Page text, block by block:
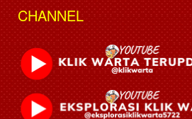
CHANNEL